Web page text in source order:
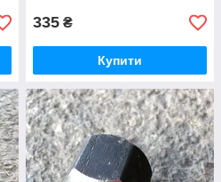
335 ₴
Купити